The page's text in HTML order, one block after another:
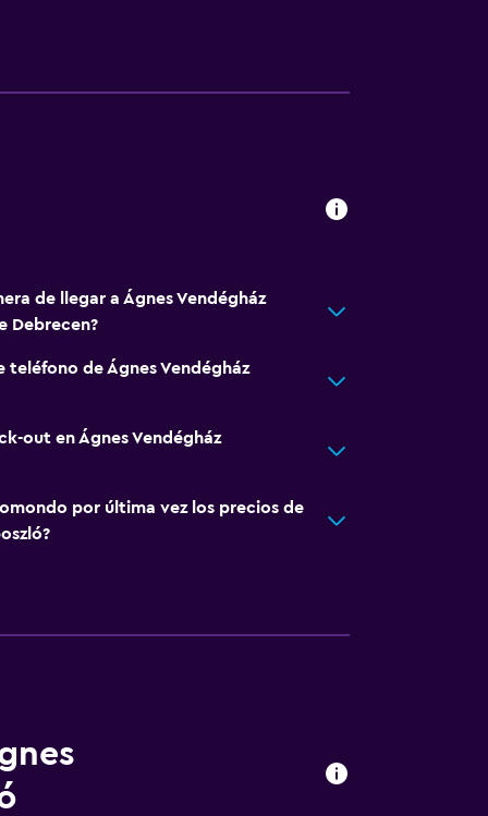
de llegar a Ágnes Vendégház
Debrecen?
teléfono de Ágnes Vendégház
out en Ágnes Vendégház
por última vez los precios de